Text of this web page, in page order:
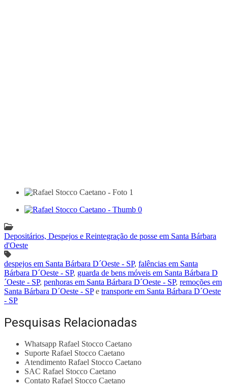
Depositários, Despejos e Reintegração de posse em Santa Bárbara
d'Oeste
despejos em Santa Bárbara D´Oeste - SP, falências em Santa
Bárbara D´Oeste - SP, guarda de bens móveis em Santa Bárbara D
´Oeste - SP, penhoras em Santa Bárbara D´Oeste - SP, remoções em
Santa Bárbara D´Oeste - SPe transporte em Santa Bárbara D´Oeste
- SP
Pesquisas Relacionadas
Whatsapp Rafael Stocco Caetano
Suporte Rafael Stocco Caetano
Atendimento Rafael Stocco Caetano
SAC Rafael Stocco Caetano
Contato Rafael Stocco Caetano